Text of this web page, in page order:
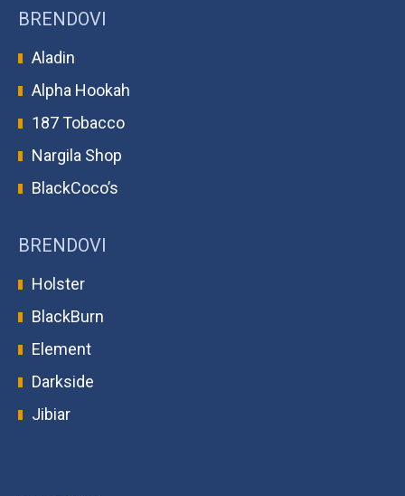
BRENDOVI
Aladin
Alpha Hookah
187 Tobacco
Nargila Shop
BlackCoco’s
BRENDOVI
Holster
BlackBurn
Element
Darkside
Jibiar